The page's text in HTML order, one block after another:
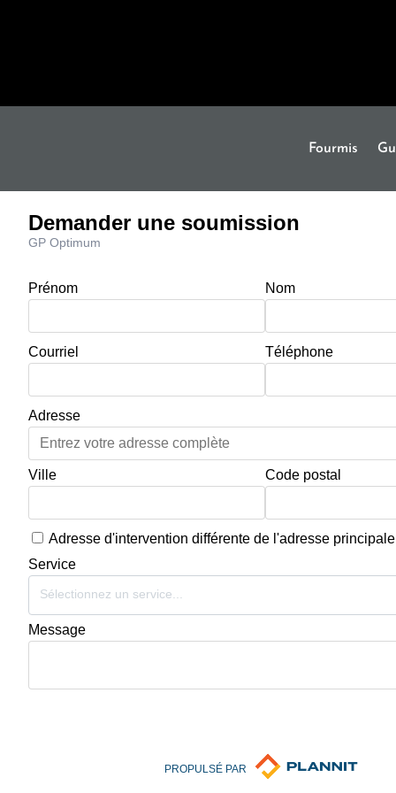
Fourmis
Demander une soumission
GP Optimum
Prénom Nom
Courriel Téléphone
Adresse
Ville Code postal
Adresse d'intervention différente de l'adresse principale
Service
Sélectionnez un service...
Message
PROPULSÉ PAR